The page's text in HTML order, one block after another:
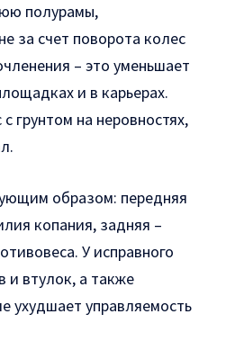
полурамы,
за счет поворота колес
– это уменьшает
и в карьерах.
грунтом на неровностях,
образом: передняя
копания, задняя –
У исправного
и втулок, а также
ухудшает управляемость